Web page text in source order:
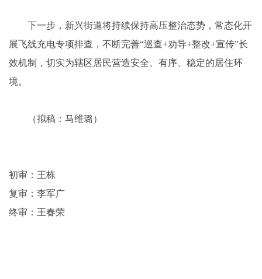
下一步，新兴街道将持续保持高压整治态势，常态化开
展飞线充电专项排查，不断完善“巡查+劝导+整改+宣传”长
效机制，切实为辖区居民营造安全、有序、稳定的居住环
境。
（拟稿：马维璐）
初审：王栋
复审：李军广
终审：王春荣